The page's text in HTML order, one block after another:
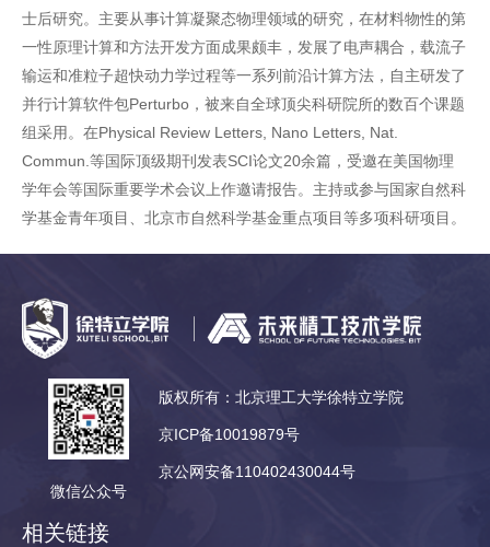
士后研究。主要从事计算凝聚态物理领域的研究，在材料物性的第
一性原理计算和方法开发方面成果颇丰，发展了电声耦合，载流子
输运和准粒子超快动力学过程等一系列前沿计算方法，自主研发了
并行计算软件包Perturbo，被来自全球顶尖科研院所的数百个课题
组采用。在Physical Review Letters, Nano Letters, Nat.
Commun.等国际顶级期刊发表SCI论文20余篇，受邀在美国物理
学年会等国际重要学术会议上作邀请报告。主持或参与国家自然科
学基金青年项目、北京市自然科学基金重点项目等多项科研项目。
微信公众号
版权所有：北京理工大学徐特立学院
京ICP备10019879号
京公网安备110402430044号
相关链接